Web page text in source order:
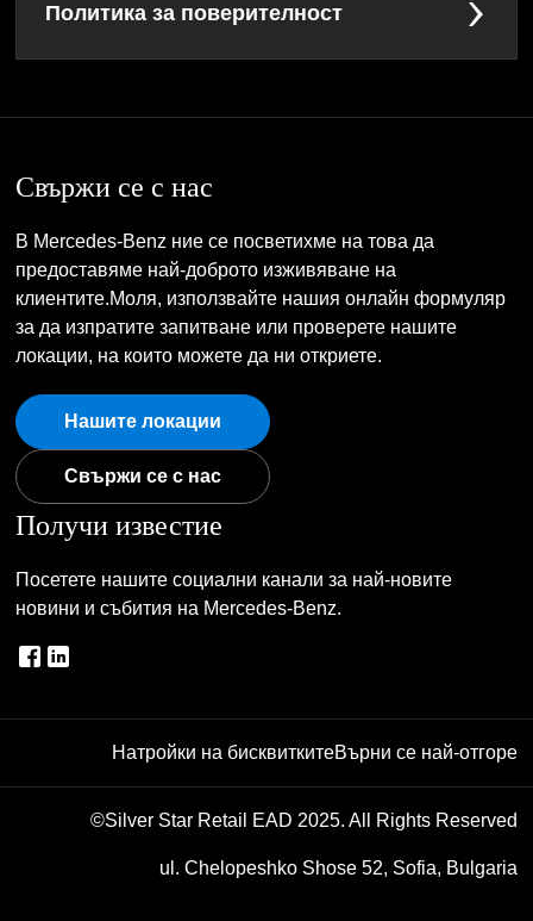
Политика за поверителност
Свържи се с нас
В Mercedes-Benz ние се посветихме на това да
предоставяме най-доброто изживяване на
клиентите.Моля, използвайте нашия онлайн формуляр
за да изпратите запитване или проверете нашите
локации, на които можете да ни откриете.
Нашите локации
Свържи се с нас
Получи известие
Посетете нашите социални канали за най-новите
новини и събития на Mercedes-Benz.
Натройки на бисквиткитеВърни се най-отгоре
©Silver Star Retail EAD 2025. All Rights Reserved
ul. Chelopeshko Shose 52, Sofia, Bulgaria